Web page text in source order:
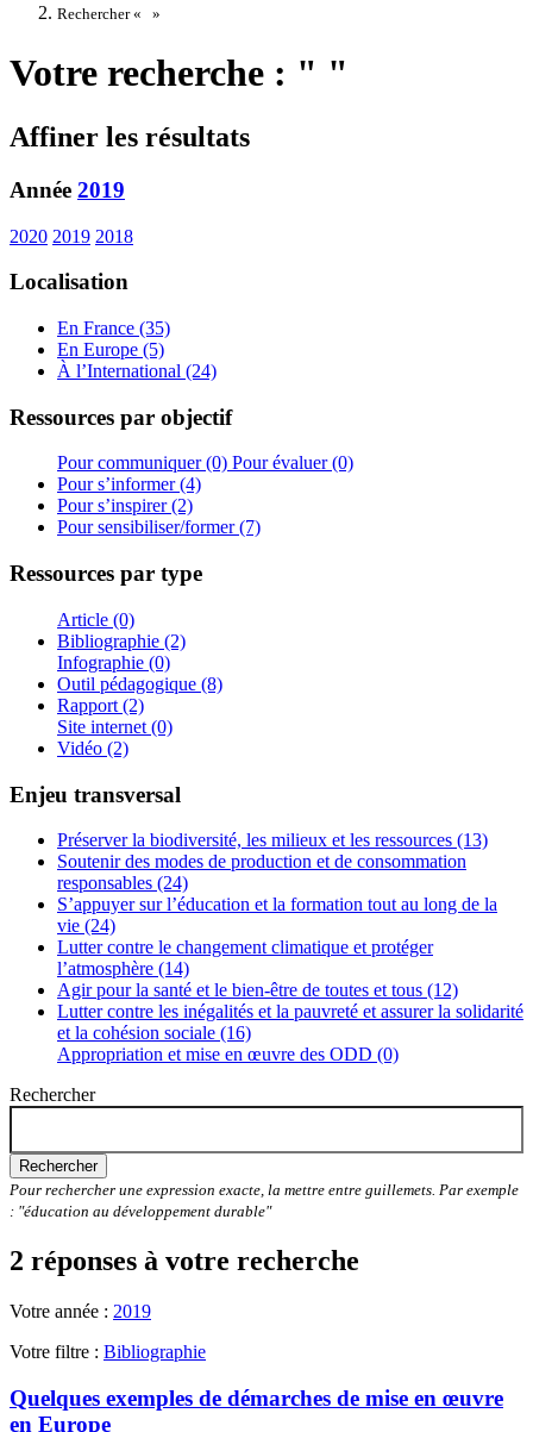
Rechercher «
»
Votre recherche : " "
Affiner les résultats
Année 2019
2020 2019 2018
Localisation
En France (35)
En Europe (5)
À l’International (24)
Ressources par objectif
Pour communiquer (0) Pour évaluer (0)
Pour s’informer (4)
Pour s’inspirer (2)
Pour sensibiliser/former (7)
Ressources par type
Article (0)
Bibliographie (2)
Infographie (0)
Outil pédagogique (8)
Rapport (2)
Site internet (0)
Vidéo (2)
Enjeu transversal
Préserver la biodiversité, les milieux et les ressources (13)
Soutenir des modes de production et de consommation
responsables (24)
S’appuyer sur l’éducation et la formation tout au long de la
vie (24)
Lutter contre le changement climatique et protéger
l’atmosphère (14)
Agir pour la santé et le bien-être de toutes et tous (12)
Lutter contre les inégalités et la pauvreté et assurer la solidarité
et la cohésion sociale (16)
Appropriation et mise en œuvre des ODD (0)
Rechercher
Rechercher
Pour rechercher une expression exacte, la mettre entre guillemets. Par exemple
: "éducation au développement durable"
2 réponses à votre recherche
Votre année : 2019
Votre filtre : Bibliographie
Quelques exemples de démarches de mise en œuvre
en Europe